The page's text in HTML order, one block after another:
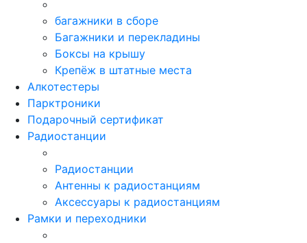
багажники в сборе
Багажники и перекладины
Боксы на крышу
Крепёж в штатные места
Алкотестеры
Парктроники
Подарочный сертификат
Радиостанции
Радиостанции
Антенны к радиостанциям
Аксессуары к радиостанциям
Рамки и переходники